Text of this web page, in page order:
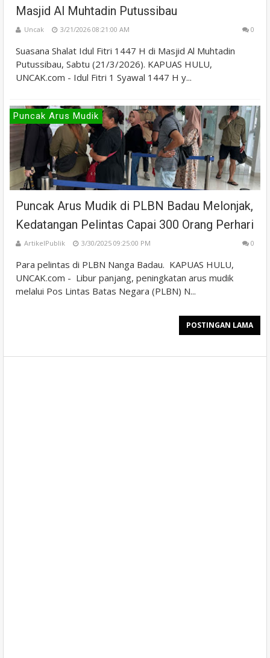
Masjid Al Muhtadin Putussibau
Uncak 3/21/2026 08:21:00 AM 0
Suasana Shalat Idul Fitri 1447 H di Masjid Al Muhtadin
Putussibau, Sabtu (21/3/2026). KAPUAS HULU,
UNCAK.com - Idul Fitri 1 Syawal 1447 H y...
Puncak Arus Mudik
Puncak Arus Mudik di PLBN Badau Melonjak,
Kedatangan Pelintas Capai 300 Orang Perhari
ArtikelPublik 3/30/2025 09:25:00 PM 0
Para pelintas di PLBN Nanga Badau. KAPUAS HULU,
UNCAK.com - Libur panjang, peningkatan arus mudik
melalui Pos Lintas Batas Negara (PLBN) N...
POSTINGAN LAMA